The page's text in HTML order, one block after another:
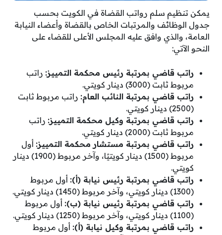
يمكن تنظيم سلم رواتب القضاة في الكويت بحسب
جدول الوظائف والمرتبات الخاص بالقضاة وأعضاء النيابة
العامة، والذي وافق عليه المجلس الأعلى للقضاء على
النحو الآتي:
راتب قاضي بمرتبة رئيس محكمة التمييز: راتب
مربوط ثابت (3000) دينار كويتي.
راتب قاضي بمرتبة النائب العام: راتب مربوط ثابت
(2500) دينار كويتي.
راتب قاضي بمرتبة وكيل محكمة التمييز: راتب
مربوط ثابت (2000) دينار كويتي.
راتب قاضي بمرتبة مستشار محكمة التمييز: أول
مربوط (1500) دينار كويتيًا، وآخر مربوط (1900) دينار
كويتي.
راتب قاضي بمرتبة رئيس نيابة (أ): أول مربوط
(1300) دينار كويتي، وآخر مربوط (1450) دينار كويتي.
راتب قاضي بمرتبة رئيس نيابة (ب): أول مربوط
(1100) دينار كويتي، وآخر مربوط (1250) دينار كويتي.
راتب قاضي بمرتبة وكيل نيابة (أ): أول مربوط